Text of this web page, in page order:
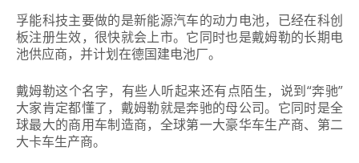
孚能科技主要做的是新能源汽车的动力电池，已经在科创
板注册生效，很快就会上市。它同时也是戴姆勒的长期电
池供应商，并计划在德国建电池厂。
戴姆勒这个名字，有些人听起来还有点陌生，说到“奔驰”
大家肯定都懂了，戴姆勒就是奔驰的母公司。它同时是全
球最大的商用车制造商，全球第一大豪华车生产商、第二
大卡车生产商。